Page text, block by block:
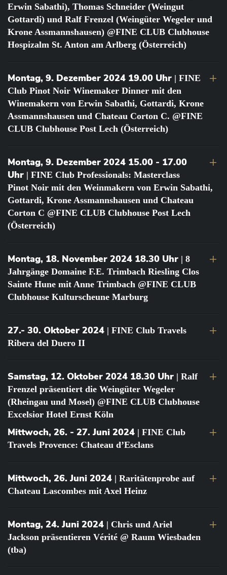
Erwin Sabathi), Thomas Schneider (Weingut
Gottardi) und Ralf Frenzel (Weingüter Wegeler und
Krone Assmannshausen) @FINE CLUB Clubhouse
Hospizalm St. Anton am Arlberg (Österreich)
Montag, 9. Dezember 2024 19.00 Uhr | FINE
Club Pinot Noir Winemaker Dinner mit den
Winemakern von Erwin Sabathi, Gottardi, Krone
Assmannshausen und Chateau Corton C. @FINE
CLUB Clubhouse Post Lech (Österreich)
Montag, 9. Dezember 2024 15.00 - 17.00
Uhr | FINE Club Professionals: Masterclass
Pinot Noir mit den Weinmakern von Erwin Sabathi,
Gottardi, Krone Assmannshausen und Chateau
Corton C @FINE CLUB Clubhouse Post Lech
(Österreich)
Montag, 18. November 2024 18.30 Uhr | 8
Jahrgänge Domaine F.E. Trimbach Riesling Clos
Sainte Hune mit Anne Trimbach @FINE CLUB
Clubhouse Kulturscheune Marburg
27.- 30. Oktober 2024 | FINE Club Travels
Ribera del Duero II
Samstag, 12. Oktober 2024 18.30 Uhr | Ralf
Frenzel präsentiert die Weingüter Wegeler
(Rheingau und Mosel) @FINE CLUB Clubhouse
Excelsior Hotel Ernst Köln
Mittwoch, 26. - 27. Juni 2024 | FINE Club
Travels Provence: Chateau d’Esclans
Mittwoch, 26. Juni 2024 | Raritätenprobe auf
Chateau Lascombes mit Axel Heinz
Montag, 24. Juni 2024 | Chris und Ariel
Jackson präsentieren Vérité @ Raum Wiesbaden
(tba)